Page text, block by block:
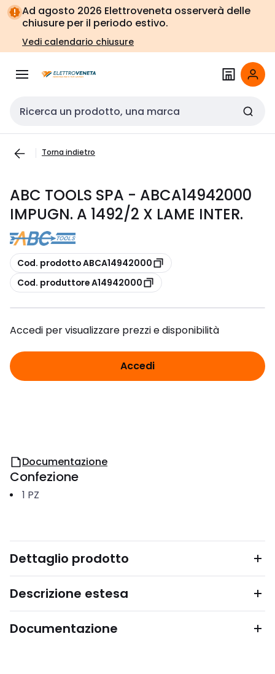
Vai alla
navigazione
Vai
alla
pagina
Ad agosto 2026 Elettroveneta osserverà delle
chiusure per il periodo estivo.
Vedi calendario chiusure
Cerca input
Torna indietro
ABC TOOLS SPA - ABCA14942000
IMPUGN. A 1492/2 X LAME INTER.
copia
Cod. prodotto ABCA14942000
copia
Cod. produttore A14942000
Accedi per visualizzare prezzi e disponibilità
Accedi
Documentazione
Confezione
1 PZ
Dettaglio prodotto
Descrizione estesa
Documentazione